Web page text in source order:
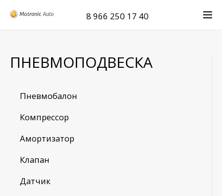
8 966 250 17 40
ПНЕВМОПОДВЕСКА
Пневмобалон
Компрессор
Амортизатор
Клапан
Датчик